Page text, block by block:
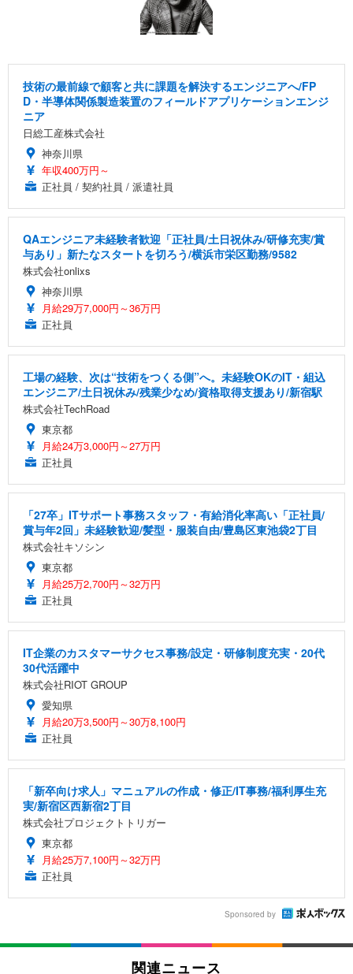
技術の最前線で顧客と共に課題を解決するエンジニアへ/FP
D・半導体関係製造装置のフィールドアプリケーションエンジ
ニア
日総工産株式会社
神奈川県
年収400万円～
正社員 / 契約社員 / 派遣社員
QAエンジニア未経験者歓迎「正社員/土日祝休み/研修充実/賞
与あり」新たなスタートを切ろう/横浜市栄区勤務/9582
株式会社onlixs
神奈川県
月給29万7,000円～36万円
正社員
工場の経験、次は“技術をつくる側”へ。未経験OKのIT・組込
エンジニア/土日祝休み/残業少なめ/資格取得支援あり/新宿駅
株式会社TechRoad
東京都
月給24万3,000円～27万円
正社員
「27卒」ITサポート事務スタッフ・有給消化率高い「正社員/
賞与年2回」未経験歓迎/髪型・服装自由/豊島区東池袋2丁目
株式会社キソシン
東京都
月給25万2,700円～32万円
正社員
IT企業のカスタマーサクセス事務/設定・研修制度充実・20代
30代活躍中
株式会社RIOT GROUP
愛知県
月給20万3,500円～30万8,100円
正社員
「新卒向け求人」マニュアルの作成・修正/IT事務/福利厚生充
実/新宿区西新宿2丁目
株式会社プロジェクトトリガー
東京都
月給25万7,100円～32万円
正社員
Sponsored by
関連ニュース